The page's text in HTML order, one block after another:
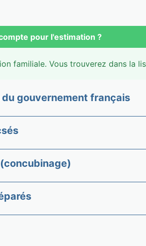
pour l'estimation ?
familiale. Vous trouverez dans la
du gouvernement français